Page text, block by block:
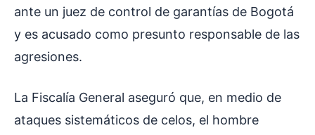
ante un juez de control de garantías de Bogotá
y es acusado como presunto responsable de las
agresiones.
La Fiscalía General aseguró que, en medio de
ataques sistemáticos de celos, el hombre